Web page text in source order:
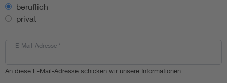
beruflich
privat
E-Mail-Adresse *
An diese E-Mail-Adresse schicken wir unsere Informationen.